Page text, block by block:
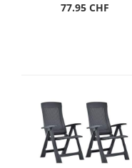
77.95 CHF